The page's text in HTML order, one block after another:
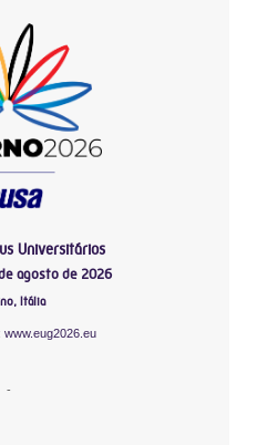
Universitários
agosto de 2026
Itália
www.eug2026.eu
-